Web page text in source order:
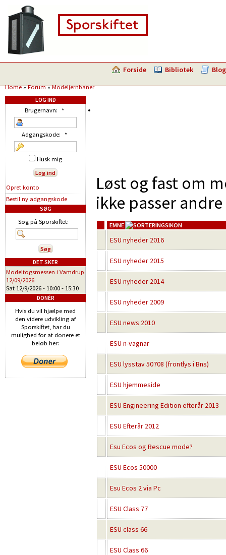
Forside Bibliotek Blog
Home»Forum»Modeljernbaner
Løst og fast om
ikke passer
EMNE
ESU nyheder 2016
ESU nyheder 2015
ESU nyheder 2014
ESU nyheder 2009
ESU news 2010
ESU n-vagnar
ESU lysstav 50708 (frontlys i Bns)
ESU hjemmeside
ESU Engineering Edition efterår 2013
ESU Efterår 2012
Esu Ecos og Rescue mode?
ESU Ecos 50000
Esu Ecos 2 via Pc
ESU Class 77
ESU class 66
ESU Class 66
LOG IND
Brugernavn: *
Adgangskode: *
Husk mig
Opret konto
Bestil ny adgangskode
SØG
Søg på Sporskiftet:
DET SKER
Modeltogsmessen i Vamdrup
12/09/2026
Sat 12/9/2026 - 10:00 - 15:30
DONÉR
Hvis du vil hjælpe med
den videre udvikling af
Sporskiftet, har du
mulighed for at donere et
beløb her: